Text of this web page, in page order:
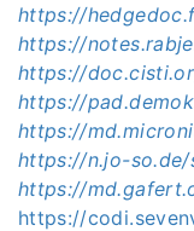
https://
https://
https://
https://
https://
https://n.jo-so.de/
https://
https://